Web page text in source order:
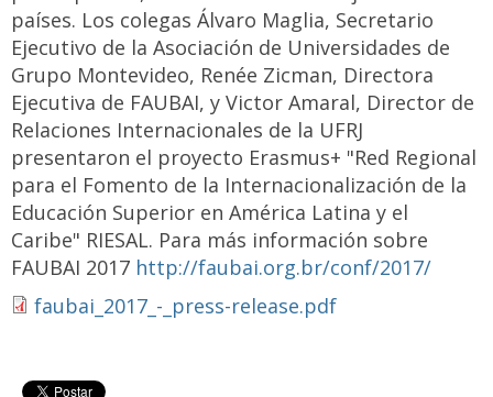
países. Los colegas Álvaro Maglia, Secretario
Ejecutivo de la Asociación de Universidades de
Grupo Montevideo, Renée Zicman, Directora
Ejecutiva de FAUBAI, y Victor Amaral, Director de
Relaciones Internacionales de la UFRJ
presentaron el proyecto Erasmus+ "Red Regional
para el Fomento de la Internacionalización de la
Educación Superior en América Latina y el
Caribe" RIESAL. Para más información sobre
FAUBAI 2017 http://faubai.org.br/conf/2017/
faubai_2017_-_press-release.pdf